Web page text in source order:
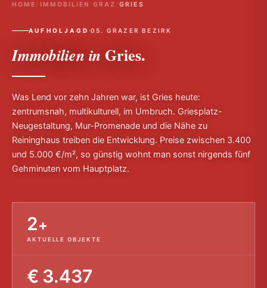
HOME / IMMOBILIEN GRAZ /GRIES
AUFHOLJAGD ·05. GRAZER BEZIRK
Immobilien in Gries.
Was Lend vor zehn Jahren war, ist Gries heute:
zentrumsnah, multikulturell, im Umbruch. Griesplatz-
Neugestaltung, Mur-Promenade und die Nähe zu
Reininghaus treiben die Entwicklung. Preise zwischen 3.400
und 5.000 €/m², so günstig wohnt man sonst nirgends fünf
Gehminuten vom Hauptplatz.
2+
AKTUELLE OBJEKTE
€ 3.437